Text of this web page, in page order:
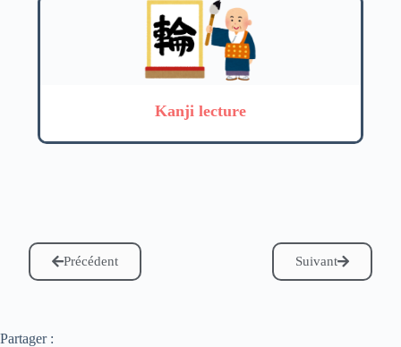
Kanji lecture
Précédent Suivant
Partager :